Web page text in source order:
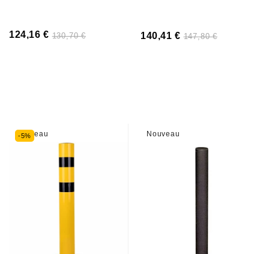
124,16 € 130,70 € 140,41 € 147,80 €
Nouveau
-5% Nouveau